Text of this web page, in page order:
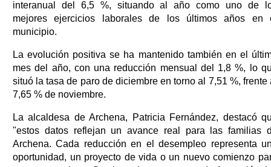
interanual del 6,5 %, situando al año como uno de
mejores ejercicios laborales de los últimos años en
municipio.
La evolución positiva se ha mantenido también en el
mes del año, con una reducción mensual del 1,8 %, lo
situó la tasa de paro de diciembre en torno al 7,51 %, frente
7,65 % de noviembre.
La alcaldesa de Archena, Patricia Fernández, destacó
"estos datos reflejan un avance real para las familias
Archena. Cada reducción en el desempleo representa
oportunidad, un proyecto de vida o un nuevo comienzo